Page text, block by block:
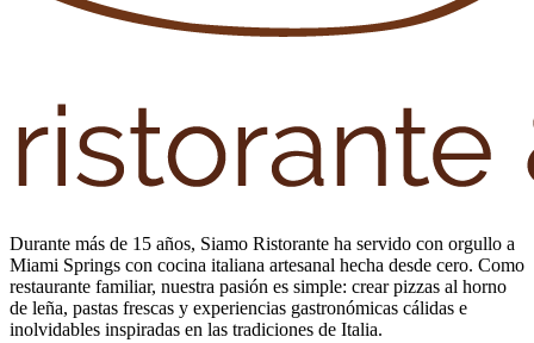
Durante más de 15 años, Siamo Ristorante ha servido con orgullo a
Miami Springs con cocina italiana artesanal hecha desde cero. Como
restaurante familiar, nuestra pasión es simple: crear pizzas al horno
de leña, pastas frescas y experiencias gastronómicas cálidas e
inolvidables inspiradas en las tradiciones de Italia.